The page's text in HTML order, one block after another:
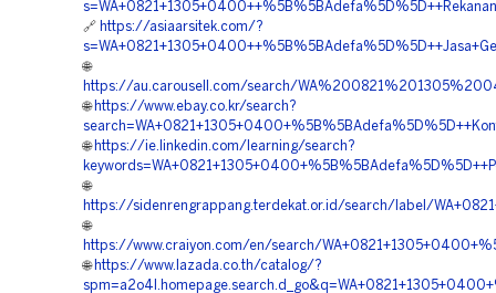
🔗 https://asiaarsitek.com/?
🌐
https://au.carousell.com/search/
🌐 https://www.ebay.co.kr/search?
🌐 https://ie.linkedin.com/learning/search?
🌐
https://sidenrengrappang.terdekat.or.id/search/label/
🌐
https://www.craiyon.com/en/search/
🌐 https://www.lazada.co.th/catalog/?